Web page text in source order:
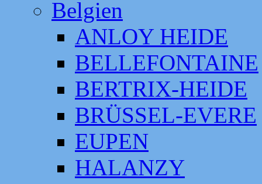
Belgien
ANLOY HEIDE
BELLEFONTAINE
BERTRIX-HEIDE
BRÜSSEL-EVERE
EUPEN
HALANZY